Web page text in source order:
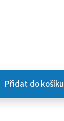
Přidat do košíku